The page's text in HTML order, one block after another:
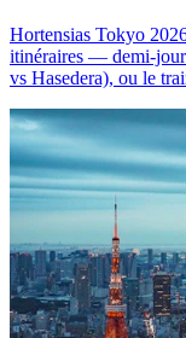
Hortensias Tokyo
itinéraires — demi-
vs Hasedera), ou le